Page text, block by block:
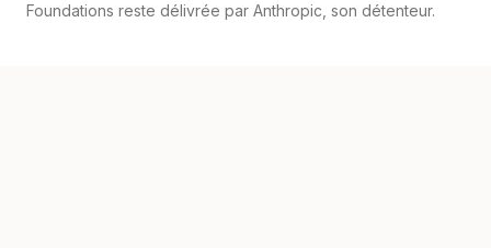
Foundations reste délivrée par Anthropic, son détenteur.